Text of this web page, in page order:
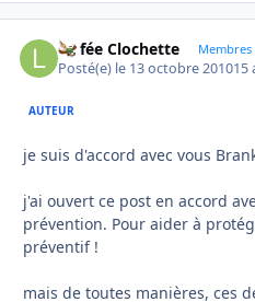
La fée Clochette Membres
Posté(e) le 13 octobre 201015
AUTEUR
je suis d'accord avec vous
j'ai ouvert ce post en accord
prévention. Pour aider à
préventif !
mais de toutes manières, ces